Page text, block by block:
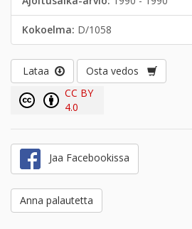
Kokoelma: D/1058
Lataa
Osta vedos
CC BY
4.0
Jaa Facebookissa
Anna palautetta